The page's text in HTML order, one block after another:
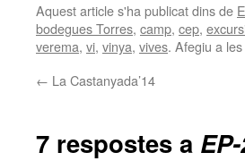
Aquest article s'ha publicat dins de
bodegues Torres, camp, cep,
verema, vi, vinya, vives. Afegiu a
← La Castanyada’14
7 respostes a